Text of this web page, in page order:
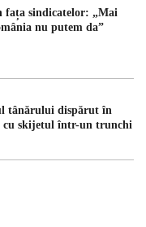
fața sindicatelor: „Mai
nu putem da”
tânărului dispărut în
cu skijetul într-un trunchi